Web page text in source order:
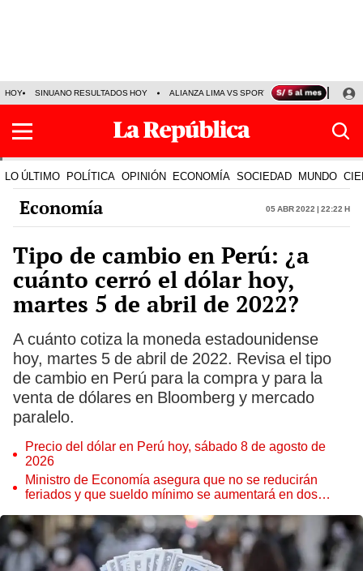
HOY SINUANO RESULTADOS HOY ALIANZA LIMA VS SPORT BOYS JORGE
LO ÚLTIMO POLÍTICA OPINIÓN ECONOMÍA SOCIEDAD MUNDO
Economía 05 Abr 2022 | 22:22 h
Tipo de cambio en Perú: ¿a
cuánto cerró el dólar hoy,
martes 5 de abril de 2022?
A cuánto cotiza la moneda estadounidense
hoy, martes 5 de abril de 2022. Revisa el tipo
de cambio en Perú para la compra y para la
venta de dólares en Bloomberg y mercado
paralelo.
Precio del dólar en Perú hoy, sábado 8 de agosto de
2026
Ministro de Economía asegura que no se reducirán
feriados y que sueldo mínimo se aumentará en dos